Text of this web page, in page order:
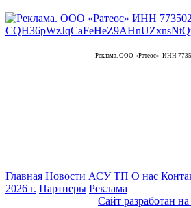
Реклама. ООО «Ратеос» ИНН
Главная Новости АСУ ТП О нас
2026 г. Партнеры Реклама
Сайт разработан